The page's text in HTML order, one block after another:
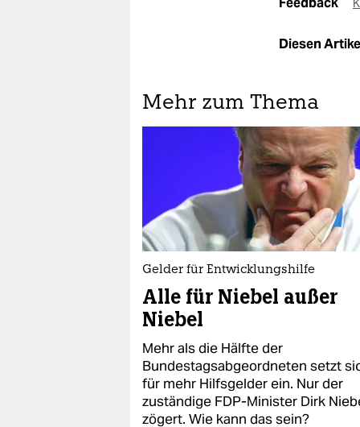
Diesen
Mehr zum Thema
Gelder für Entwicklungshilfe
Alle für Niebel außer
Niebel
Mehr als die Hälfte der
Bundestagsabgeordneten setzt
für mehr Hilfsgelder ein. Nur der
zuständige FDP-Minister Dirk
zögert. Wie kann das sein?